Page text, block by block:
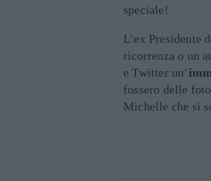
speciale!
L’ex Presidente
ricorrenza o un
e Twitter un’
fossero delle
Michelle che si